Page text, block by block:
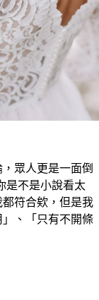
眾人更是一面倒
是不是小說看太
符合欸，但是我
、「只有不開條